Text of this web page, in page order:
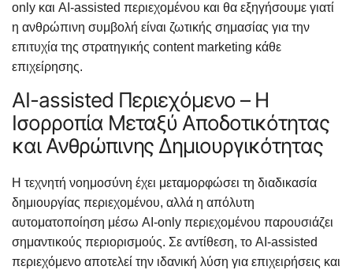
only και AI-assisted περιεχομένου και θα εξηγήσουμε γιατί
η ανθρώπινη συμβολή είναι ζωτικής σημασίας για την
επιτυχία της στρατηγικής content marketing κάθε
επιχείρησης.
AI-assisted Περιεχόμενο – Η
Ισορροπία Μεταξύ Αποδοτικότητας
και Ανθρώπινης Δημιουργικότητας
Η τεχνητή νοημοσύνη έχει μεταμορφώσει τη διαδικασία
δημιουργίας περιεχομένου, αλλά η απόλυτη
αυτοματοποίηση μέσω AI-only περιεχομένου παρουσιάζει
σημαντικούς περιορισμούς. Σε αντίθεση, το AI-assisted
περιεχόμενο αποτελεί την ιδανική λύση για επιχειρήσεις και